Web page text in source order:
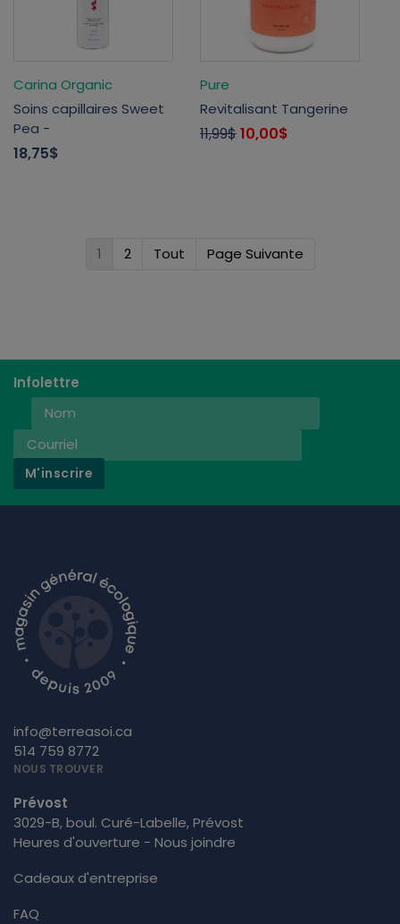
Carina Organic
Soins capillaires Sweet
Pea -
18,75$
Pure
Revitalisant Tangerine
11,99$10,00$
1 2 Tout Page Suivante
Infolettre
M'inscrire
info@terreasoi.ca
514 759 8772
NOUS TROUVER
Prévost
3029-B, boul. Curé-Labelle, Prévost
Heures d'ouverture - Nous joindre
Cadeaux d'entreprise
FAQ